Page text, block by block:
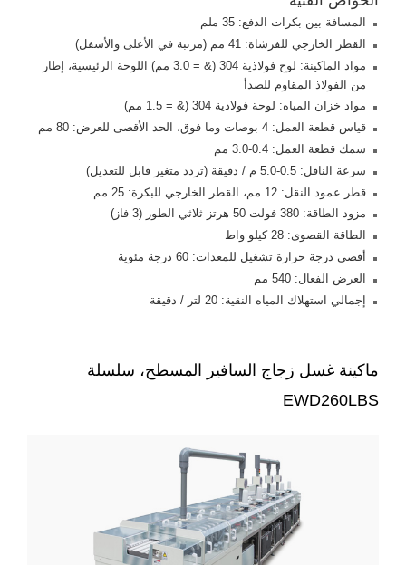
المسافة بين بكرات الدفع: 35 ملم
القطر الخارجي للفرشاة: 41 مم (مرتبة في الأعلى والأسفل)
مواد الماكينة: لوح فولاذية 304 (& = 3.0 مم) اللوحة الرئيسية، إطار
من الفولاذ المقاوم للصدأ
مواد خزان المياه: لوحة فولاذية 304 (& = 1.5 مم)
قياس قطعة العمل: 4 بوصات وما فوق، الحد الأقصى للعرض: 80 مم
سمك قطعة العمل: 0.4-3.0 مم
سرعة الناقل: 0.5-5.0 م / دقيقة (تردد متغير قابل للتعديل)
قطر عمود النقل: 12 مم، القطر الخارجي للبكرة: 25 مم
مزود الطاقة: 380 فولت 50 هرتز ثلاثي الطور (3 فاز)
الطاقة القصوى: 28 كيلو واط
أقصى درجة حرارة تشغيل للمعدات: 60 درجة مئوية
العرض الفعال: 540 مم
إجمالي استهلاك المياه النقية: 20 لتر / دقيقة
ماكينة غسل زجاج السافير المسطح، سلسلة
EWD260LBS